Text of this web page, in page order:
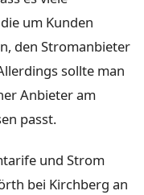
um Kunden
den Stromanbieter
sollte man
Anbieter am
passt.
und Strom
bei Kirchberg an